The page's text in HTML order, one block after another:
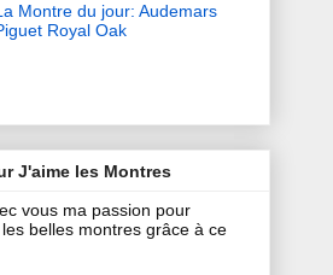
Montre du jour: Audemars
Royal Oak
J'aime les Montres
vous ma passion pour
belles montres grâce à ce